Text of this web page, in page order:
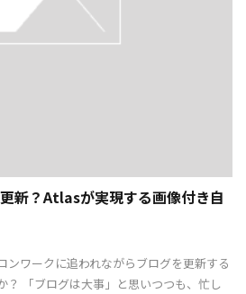
新？Atlasが実現する画像付き自
ンワークに追われながらブログを更新する
？ 「ブログは大事」と思いつつも、忙し